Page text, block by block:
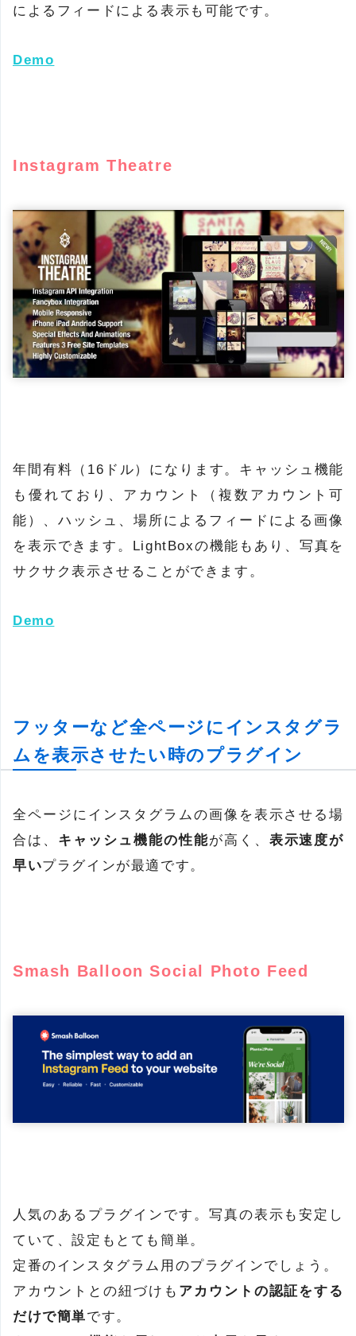
によるフィードによる表示も可能です。
Demo
Instagram Theatre
年間有料（16ドル）になります。キャッシュ機能
も優れており、アカウント（複数アカウント可
能）、ハッシュ、場所によるフィードによる画像
を表示できます。LightBoxの機能もあり、写真を
サクサク表示させることができます。
Demo
フッターなど全ページにインスタグラ
ムを表示させたい時のプラグイン
全ページにインスタグラムの画像を表示させる場
合は、 キャッシュ機能の性能が高く、 表示速度が
早いプラグインが最適です。
Smash Balloon Social Photo Feed
人気のあるプラグインです。写真の表示も安定し
ていて、設定もとても簡単。
定番のインスタグラム用のプラグインでしょう。
アカウントとの紐づけも アカウントの認証をする
だけで簡単です。